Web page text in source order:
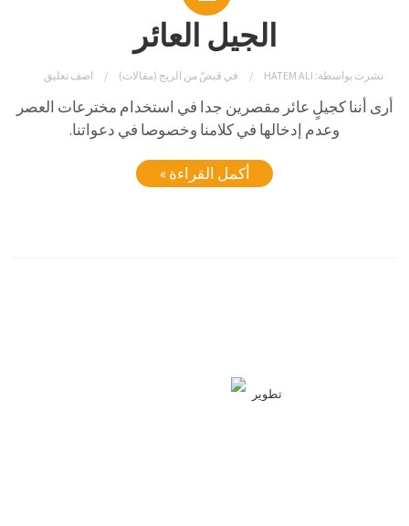
الجيل العائر
نشرت بواسطة: HATEM ALI في قبضٌ من الريح (مقالات) اضف تعليق
أرى أننا كجيلٍ عائر مقصرين جدا في استخدام مخترعات العصر
وعدم إدخالها في كلامنا وخصوصا في دعواتنا.
أكمل القراءة »
تطوير